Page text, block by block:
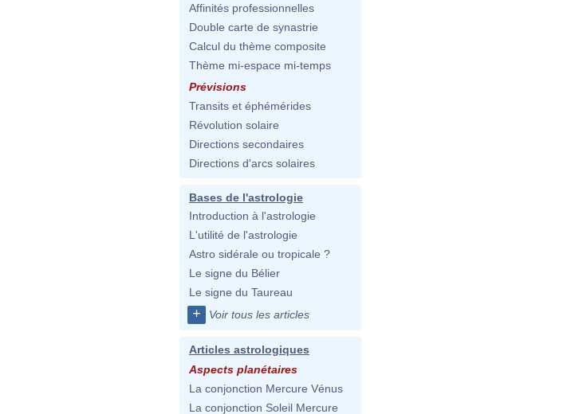
Affinités professionnelles
Double carte de synastrie
Calcul du thème composite
Thème mi-espace mi-temps
Prévisions
Transits et éphémérides
Révolution solaire
Directions secondaires
Directions d'arcs solaires
Bases de l'astrologie
Introduction à l'astrologie
L'utilité de l'astrologie
Astro sidérale ou tropicale ?
Le signe du Bélier
Le signe du Taureau
+ Voir tous les articles
Articles astrologiques
Aspects planétaires
La conjonction Mercure Vénus
La conjonction Soleil Mercure